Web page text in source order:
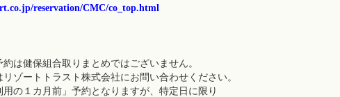
reservation/CMC/co_top.html
は健保組合取りまとめではございません。
トトラスト株式会社にお問い合わせください。
カ月前」予約となりますが、特定日に限り